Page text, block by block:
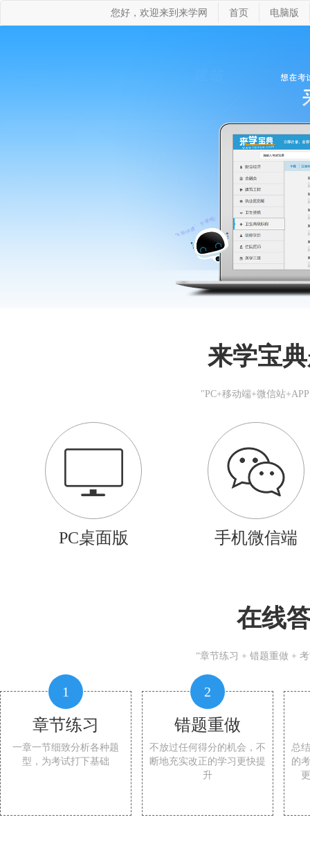
您好，欢迎来到来学网 首页 电脑版
来学宝
"PC+移动端+微信站
PC桌面版 手机微信端
在线
“章节练习 + 错题重做 +
1
章节练习
一章一节细致分析各种题
型，为考试打下基础
2
错题重做
不放过任何得分的机会，不
断地充实改正的学习更快提
升
总
的